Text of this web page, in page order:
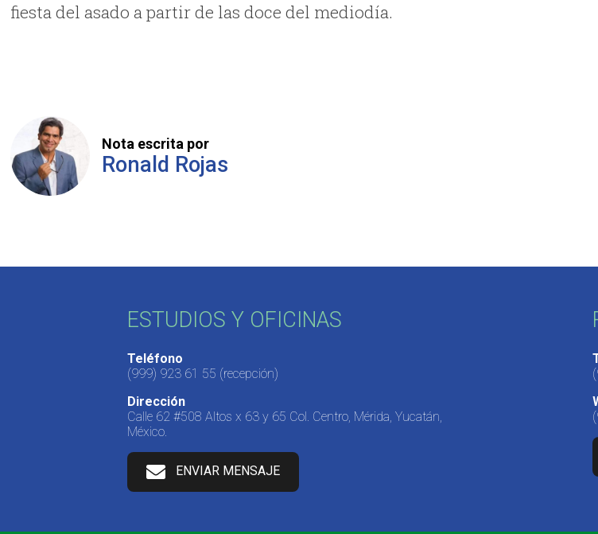
fiesta del asado a partir de las doce del mediodía.
Nota escrita por
Ronald Rojas
ESTUDIOS Y OFICINAS
Teléfono
(999) 923 61 55 (recepción)
Dirección
Calle 62 #508 Altos x 63 y 65 Col. Centro, Mérida, Yucatán,
México.
ENVIAR MENSAJE